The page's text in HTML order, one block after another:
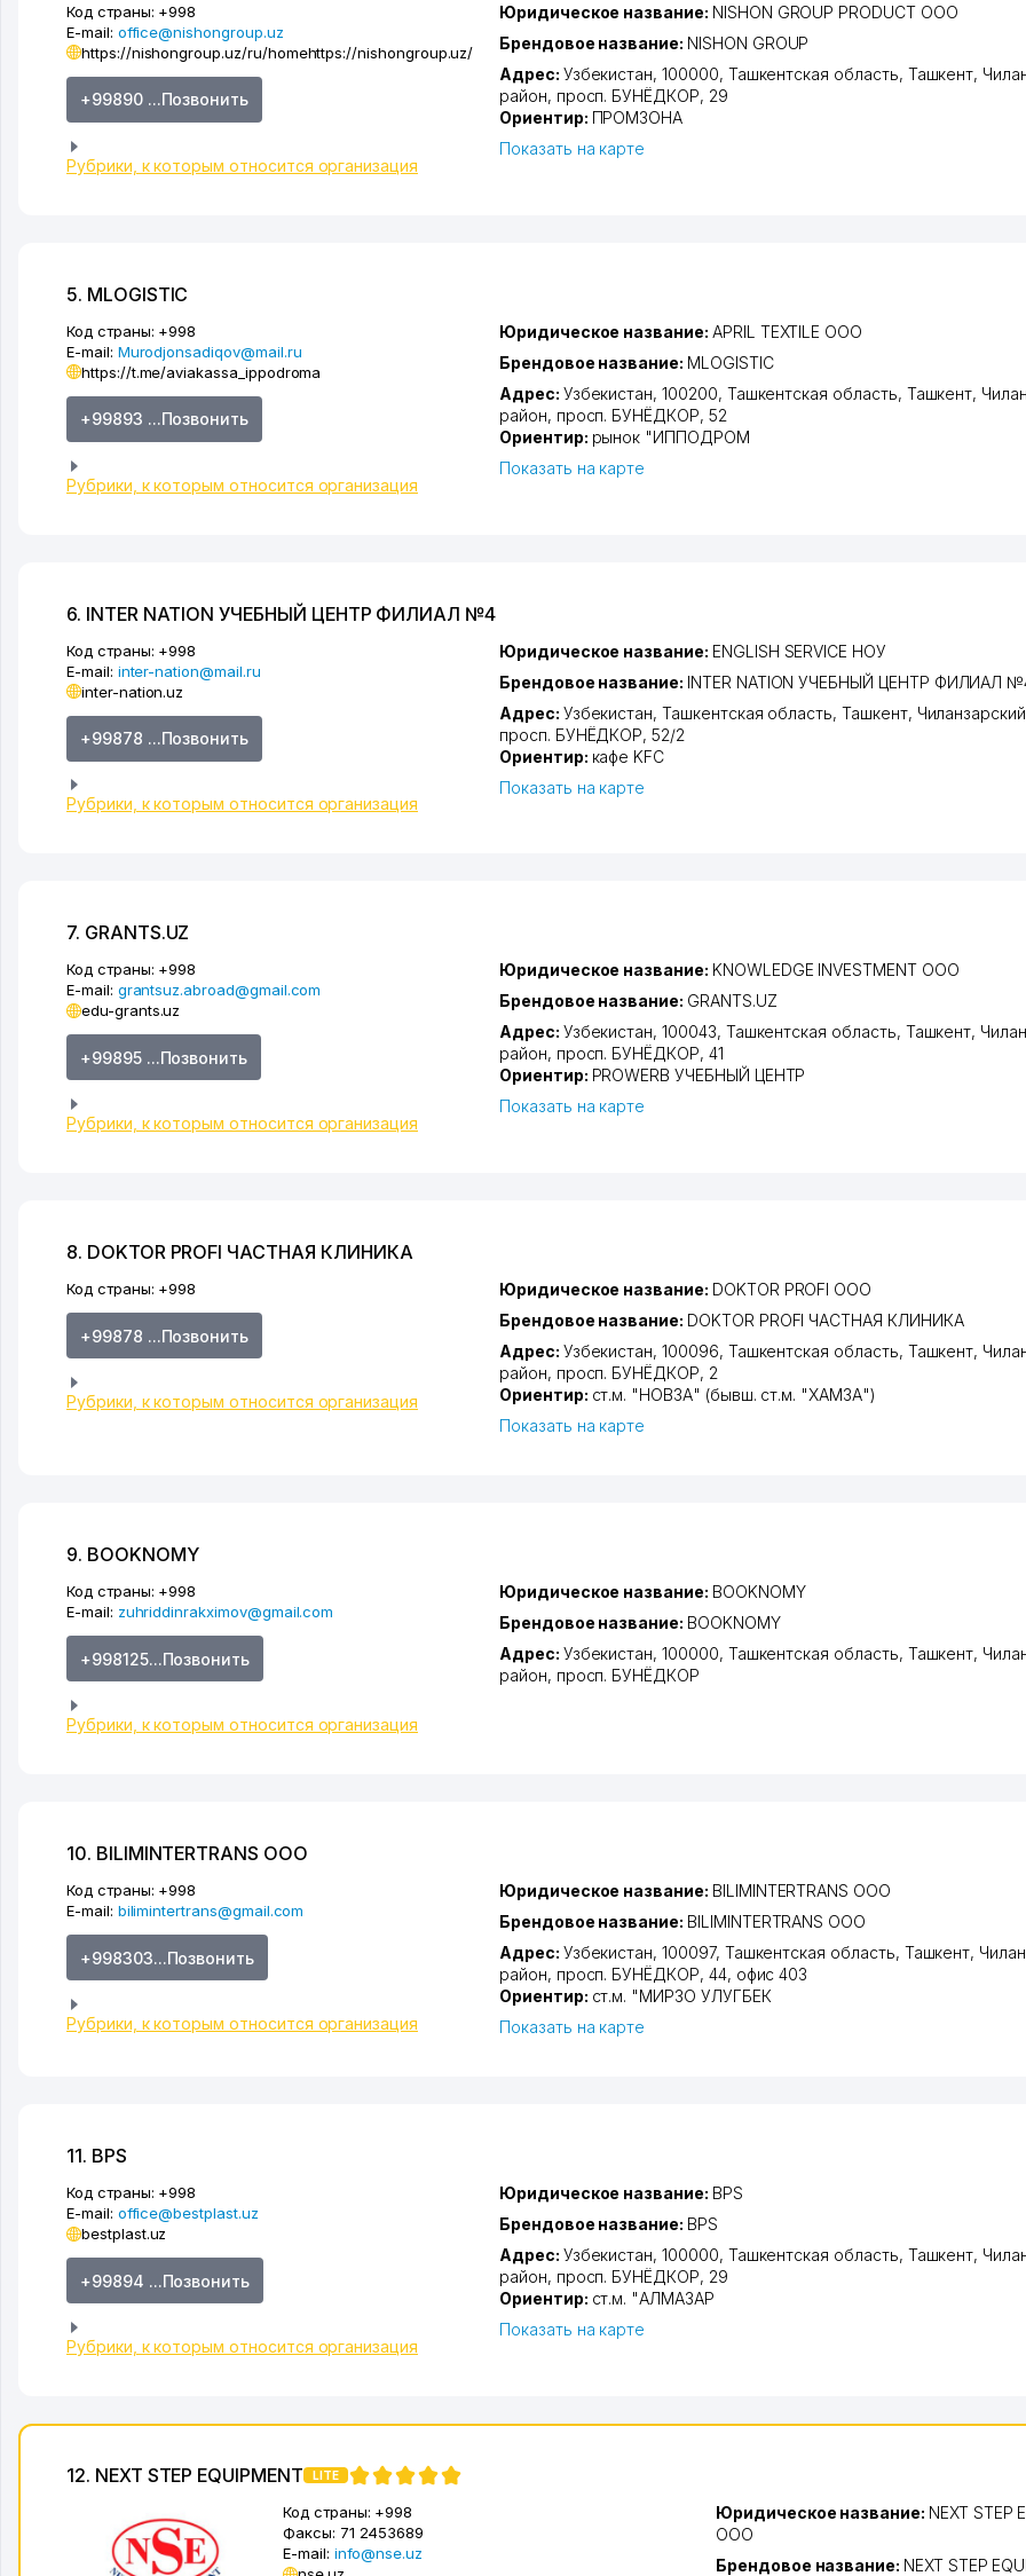
Код страны: +998
E-mail: office@nishongroup.uz
https://nishongroup.uz/ru/homehttps://nishongroup.uz/
+99890 ...Позвонить
Рубрики, к которым относится организация
Юридическое название: NISHON GROUP PRODUCT ООО
Брендовое название: NISHON GROUP
Адрес: Узбекистан, 100000, Ташкентская область, Ташкент,
район, просп. БУНЁДКОР, 29
Ориентир: ПРОМЗОНА
Показать на карте
5. MLOGISTIC
Код страны: +998
E-mail: Murodjonsadiqov@mail.ru
https://t.me/aviakassa_ippodroma
+99893 ...Позвонить
Рубрики, к которым относится организация
Юридическое название: APRIL TEXTILE ООО
Брендовое название: MLOGISTIC
Адрес: Узбекистан, 100200, Ташкентская область, Ташкент,
район, просп. БУНЁДКОР, 52
Ориентир: рынок "ИППОДРОМ
Показать на карте
6. INTER NATION УЧЕБНЫЙ ЦЕНТР ФИЛИАЛ №4
Код страны: +998
E-mail: inter-nation@mail.ru
inter-nation.uz
+99878 ...Позвонить
Рубрики, к которым относится организация
Юридическое название: ENGLISH SERVICE НОУ
Брендовое название: INTER NATION УЧЕБНЫЙ ЦЕНТР ФИЛИАЛ
Адрес: Узбекистан,Ташкентская область,Ташкент,
просп. БУНЁДКОР, 52/2
Ориентир: кафе KFC
Показать на карте
7. GRANTS.UZ
Код страны: +998
E-mail: grantsuz.abroad@gmail.com
edu-grants.uz
+99895 ...Позвонить
Рубрики, к которым относится организация
Юридическое название: KNOWLEDGE INVESTMENT ООО
Брендовое название: GRANTS.UZ
Адрес: Узбекистан, 100043, Ташкентская область, Ташкент,
район, просп. БУНЁДКОР, 41
Ориентир: PROWERB УЧЕБНЫЙ ЦЕНТР
Показать на карте
8. DOKTOR PROFI ЧАСТНАЯ КЛИНИКА
Код страны: +998
+99878 ...Позвонить
Рубрики, к которым относится организация
Юридическое название: DOKTOR PROFI ООО
Брендовое название: DOKTOR PROFI ЧАСТНАЯ КЛИНИКА
Адрес: Узбекистан, 100096, Ташкентская область, Ташкент,
район, просп. БУНЁДКОР, 2
Ориентир: ст.м. "НОВЗА" (бывш. ст.м. "ХАМЗА")
Показать на карте
9. BOOKNOMY
Код страны: +998
E-mail: zuhriddinrakximov@gmail.com
+998125...Позвонить
Рубрики, к которым относится организация
Юридическое название: BOOKNOMY
Брендовое название: BOOKNOMY
Адрес: Узбекистан, 100000, Ташкентская область, Ташкент,
район, просп. БУНЁДКОР
10. BILIMINTERTRANS ООО
Код страны: +998
E-mail: bilimintertrans@gmail.com
+998303...Позвонить
Рубрики, к которым относится организация
Юридическое название: BILIMINTERTRANS ООО
Брендовое название: BILIMINTERTRANS ООО
Адрес: Узбекистан, 100097, Ташкентская область, Ташкент,
район, просп. БУНЁДКОР, 44, офис 403
Ориентир: ст.м. "МИРЗО УЛУГБЕК
Показать на карте
11. BPS
Код страны: +998
E-mail: office@bestplast.uz
bestplast.uz
+99894 ...Позвонить
Рубрики, к которым относится организация
Юридическое название: BPS
Брендовое название: BPS
Адрес: Узбекистан, 100000, Ташкентская область, Ташкент,
район, просп. БУНЁДКОР, 29
Ориентир: ст.м. "АЛМАЗАР
Показать на карте
12. NEXT STEP EQUIPMENT LITE
Код страны: +998
Факсы: 71 2453689
E-mail: info@nse.uz
Юридическое название: NEXT STEP
ООО
Брендовое название: NEXT STEP